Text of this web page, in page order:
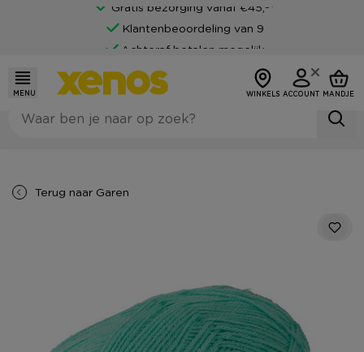
Gratis bezorging vanaf €45,-*
Klantenbeoordeling van 9
Achteraf betalen mogelijk
MENU WINKELS ACCOUNT MANDJE
Terug naar Garen